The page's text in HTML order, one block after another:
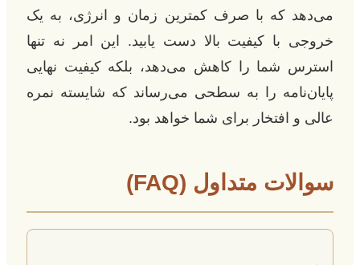
می‌دهد که با صرف کمترین زمان و انرژی، به یک
خروجی با کیفیت بالا دست یابید. این امر نه تنها
استرس شما را کاهش می‌دهد، بلکه کیفیت نهایی
پایان‌نامه را به سطحی می‌رساند که شایسته نمره
عالی و افتخار برای شما خواهد بود.
سوالات متداول (FAQ)